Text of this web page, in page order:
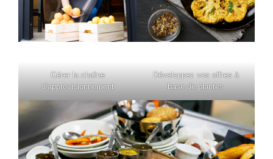
Gérer la chaîne
d’approvisionnement
Développez vos offres à
base de plantes